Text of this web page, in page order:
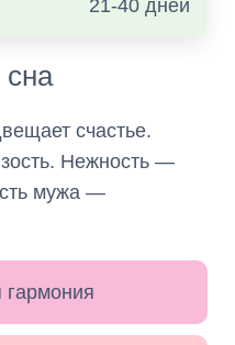
21-40 дней
счастье.
Нежность —
мужа —